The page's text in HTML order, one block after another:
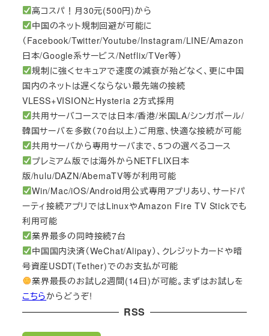
高コスパ！月30元(500円)から
中国のネット規制回避が可能に
（Facebook/Twitter/Youtube/Instagram/LINE/Amazon
日本/Google系サービス/Netflix/TVer等）
規制に強くセキュアで速度の減衰が殆どなく、更に中国
国内のネットは遅くならない最先端の接続
VLESS+VISIONとHysteria 2方式採用
共用サーバコースでは日本/香港/米国LA/シンガポール/
韓国サーバを多数（70台以上）ご用意、快適な接続が可能
共用サーバから専用サーバまで、5つの選べるコース
プレミアム版では海外からNETFLIX日本
版/hulu/DAZN/AbemaTV等が利用可能
Win/Mac/iOS/Android用公式専用アプリあり、サードパ
ーティ接続アプリではLinuxやAmazon Fire TV Stickでも
利用可能
業界最多の同時接続7台
中国国内決済（WeChat/Alipay）、クレジットカードや暗
号資産USDT(Tether)でのお支払が可能
業界最長のお試し2週間(14日)が可能。まずはお試しを
こちらからどうぞ!
RSS